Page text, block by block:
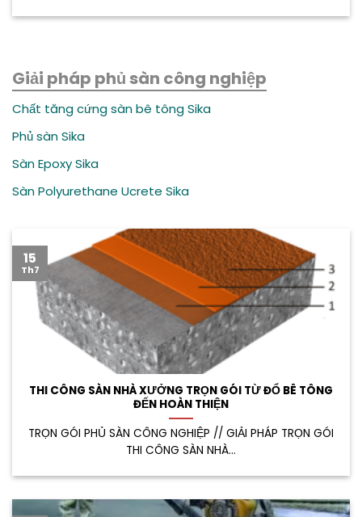
Giải pháp phủ sàn công nghiệp
Chất tăng cứng sàn bê tông Sika
Phủ sàn Sika
Sàn Epoxy Sika
Sàn Polyurethane Ucrete Sika
THI CÔNG SÀN NHÀ XƯỞNG TRỌN GÓI TỪ ĐỔ BÊ TÔNG
ĐẾN HOÀN THIỆN
TRỌN GÓI PHỦ SÀN CÔNG NGHIỆP // GIẢI PHÁP TRỌN GÓI
THI CÔNG SÀN NHÀ...
15
Th7